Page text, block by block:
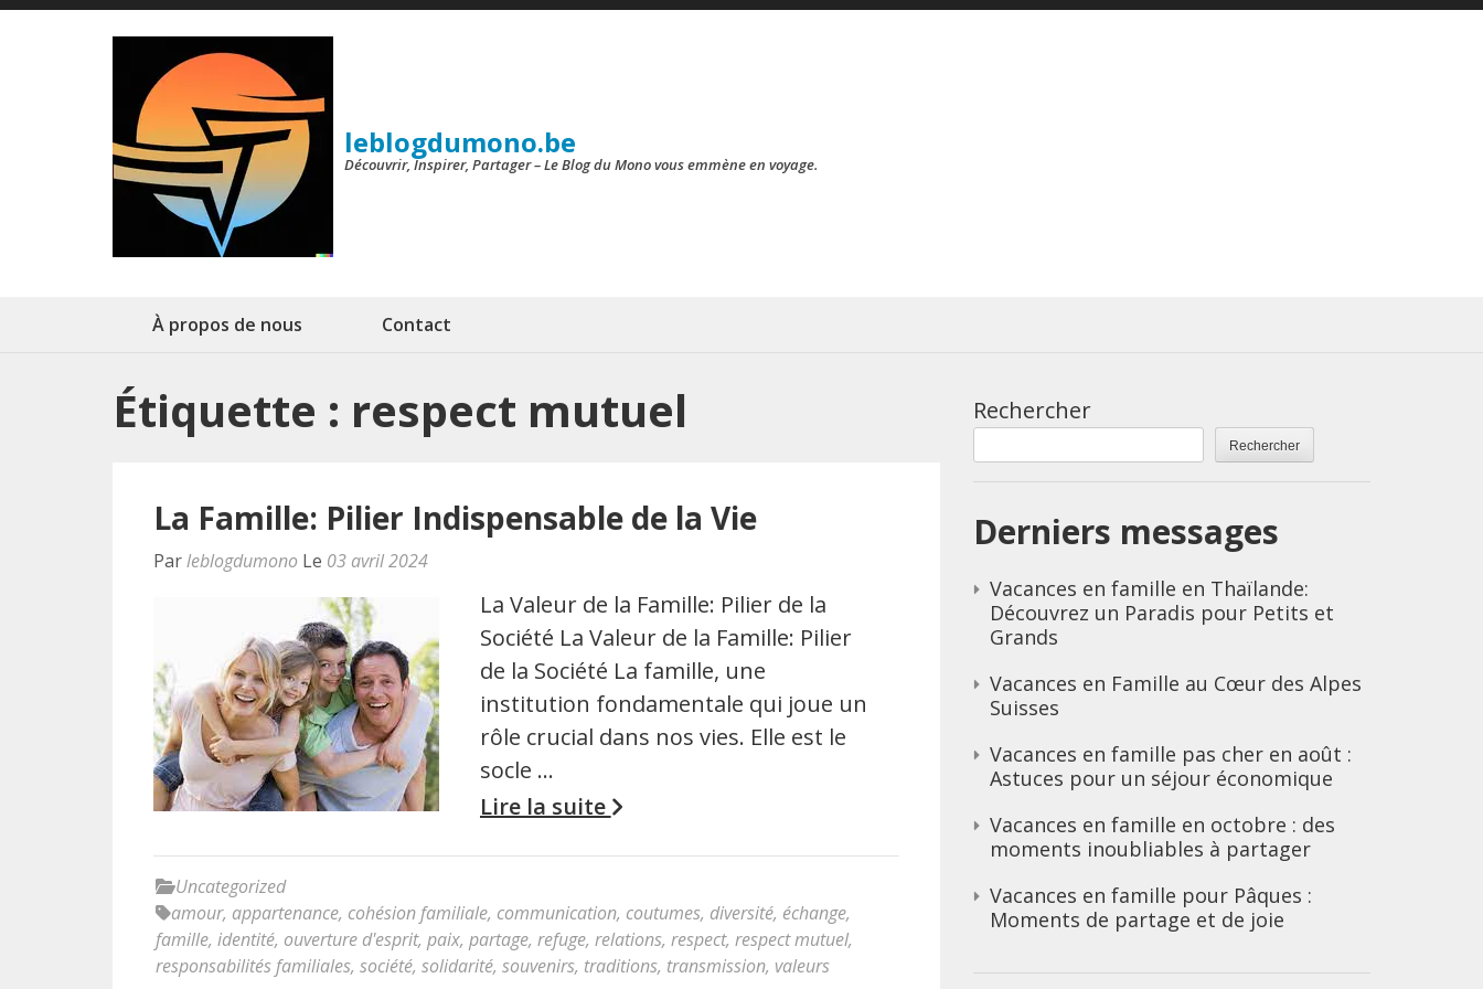
Aller
leblogdumono.be
Découvrir, Inspirer, Partager – Le Blog du Mono vous emmène en voyage.
À propos de nous Contact
Étiquette : respect mutuel
La Famille: Pilier Indispensable de la Vie
Parleblogdumono Le 03 avril 2024
La Valeur de la Famille: Pilier de la
Société La Valeur de la Famille: Pilier
de la Société La famille, une
institution fondamentale qui joue un
rôle crucial dans nos vies. Elle est le
socle …
Lire la suite
Uncategorized
amour, appartenance, cohésion familiale, communication, coutumes, diversité, échange,
famille, identité, ouverture d'esprit, paix, partage, refuge, relations, respect, respect mutuel,
responsabilités familiales, société, solidarité, souvenirs, traditions, transmission, valeurs
Rechercher
Rechercher
Derniers messages
Vacances en famille en Thaïlande:
Découvrez un Paradis pour Petits et
Grands
Vacances en Famille au Cœur des Alpes
Suisses
Vacances en famille pas cher en août :
Astuces pour un séjour économique
Vacances en famille en octobre : des
moments inoubliables à partager
Vacances en famille pour Pâques :
Moments de partage et de joie